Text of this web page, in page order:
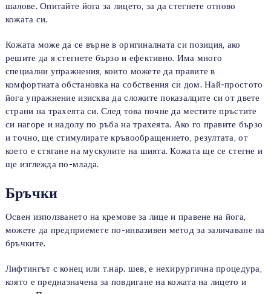
шалове. Опитайте йога за лицето, за да стегнете отново
кожата си.
Кожата може да се върне в оригиналната си позиция, ако
решите да я стегнете бързо и ефективно. Има много
специални упражнения, които можете да правите в
комфортната обстановка на собствения си дом. Най-простото
йога упражнение изисква да сложите показалците си от двете
страни на трахеята си. След това почне да местите пръстите
си нагоре и надолу по ръба на трахеята. Ако го правите бързо
и точно, ще стимулирате кръвообращението, резултата, от
което е стягане на мускулите на шията. Кожата ще се стегне и
ще изглежда по-млада.
Бръчки
Освен използването на кремове за лице и правене на йога,
можете да предприемете по-инвазивен метод за заличаване на
бръчките.
Лифтингът с конец или т.нар. шев, е нехирургична процедура,
която е предназначена за повдигане на кожата на лицето и